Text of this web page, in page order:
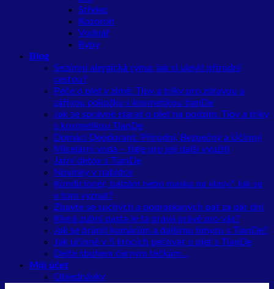
Střelec
Kozoroh
Vodnář
Ryby
Blog
Sezónní alergická rýma: jak si ulevit přírodní
cestou?
Péče o pleť v zimě: Tipy a triky pro zdravou a
zářivou pokožku s kosmetikou tianDe
Jak se správně starat o pleť na podzim: Tipy a triky
s kosmetikou TianDe
Domácí Deodorant: Přírodní, Bezpečný a Účinný
Micelární voda – fígle pro její další využití
Jarní detox s TianDe
Novinky v nabídce
Kondicionér, balzám nebo maska na vlasy? Jak se
v tom vyznat?
Zbavte se suchých a popraskaných pat za pár dní
Která zubní pasta je ta pravá právě pro vás?
Jak se bránit komárům a dalšímu hmyzu s TianDe?
Jak účinně v 5 krocích pečovat o pleť s TianDe
Dejte sbohem černým tečkám…
Můj účet
Objednávky